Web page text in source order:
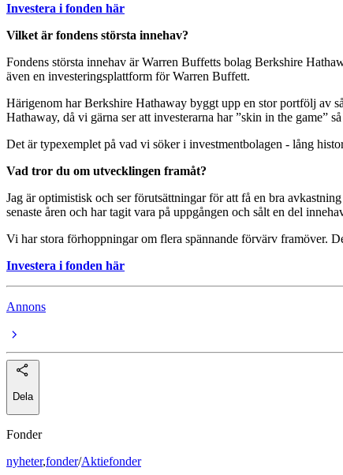
Investera i fonden här
Vilket är fondens största innehav?
Fondens största innehav är Warren Buffetts bolag Berkshire
även en investeringsplattform för Warren Buffett.
Härigenom har Berkshire Hathaway byggt upp en stor portfölj av
Hathaway, då vi gärna ser att investerarna har ”skin in the game” så
Det är typexemplet på vad vi söker i investmentbolagen - lång
Vad tror du om utvecklingen framåt?
Jag är optimistisk och ser förutsättningar för att få en bra
senaste åren och har tagit vara på uppgången och sålt en del
Vi har stora förhoppningar om flera spännande förvärv framöver.
Investera i fonden här
Annons
Dela
Fonder
nyheter,fonder/Aktiefonder